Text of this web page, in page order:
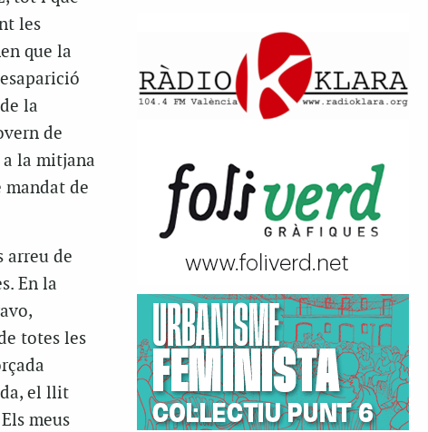
les
que la
la
de
la mitjana
mandat de
arreu de
En la
totes les
el llit
meus